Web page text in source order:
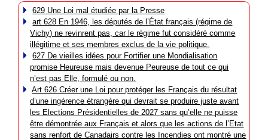
629 Une Loi mal étudiée par la Presse
art 628 En 1946, les députés de l’État français (régime de
Vichy) ne revinrent pas, car le régime fut considéré comme
illégitime et ses membres exclus de la vie politique.
627 De vieilles idées pour Fortifier une Mondialisation
promise Heureuse mais devenue Peureuse de tout ce qui
n’est pas Elle, formulé ou non.
Art 626 Créer une Loi pour protéger les Français du résultat
d’une ingérence étrangère qui devrait se produire juste avant
les Elections Présidentielles de 2027 sans qu’elle ne puisse
être démontrée aux Français et alors que les actions de l’Etat
sans renfort de Canadairs contre les Incendies ont montré une